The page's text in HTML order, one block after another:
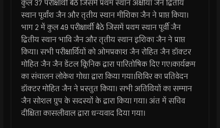
कुल 37 परीक्षाथी बैठे जिसमें प्रथम स्थान अक्षीया जैन द्वितीय
स्थान पूर्वांश जैन और तृतीय स्थान मीशिका जैन ने प्राप्त किया।
भाग 2 में कुल 49 परीक्षार्थी बैठे जिसमें प्रथम स्थान पूर्वी जैन
द्वितीय स्थान भावि जैन और तृतीय स्थान इशिका जैन ने प्राप्त
किया। सभी परीक्षार्थियों को ओमप्रकाश जैन रोहित जैन डॉक्टर
मोहित जैन जैन डेंटल क्लिनिक द्वारा पारितोषिक दिए गए।कार्यक्रम
का संचालन लोकेश गोधा द्वारा किया गया।शिविर का प्रतिवेदन
डॉक्टर मोहित जैन ने प्रस्तुत किया। सभी अतिथियों का सम्मान
जैन सोशल ग्रुप के सदस्यों के द्वारा किया गया। अंत में सचिव
दीक्षिता कासलीवाल द्वारा धन्यवाद दिया गया।